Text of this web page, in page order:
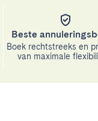
Beste
Boek rechtstreeks en
van maximale